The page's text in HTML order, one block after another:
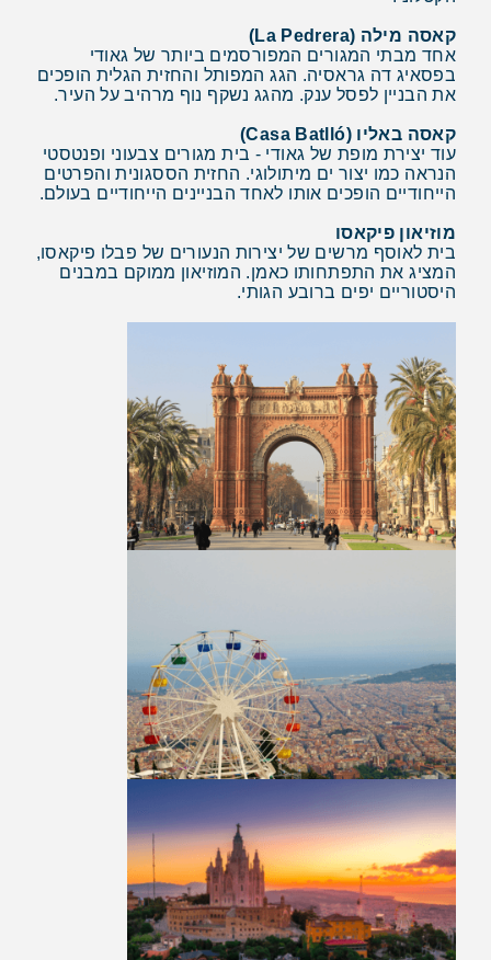
קאסה מילה (La Pedrera)
אחד מבתי המגורים המפורסמים ביותר של גאודי
בפסאיג דה גראסיה. הגג המפותל והחזית הגלית הופכים
את הבניין לפסל ענק. מהגג נשקף נוף מרהיב על העיר.
קאסה באליו (Casa Batlló)
עוד יצירת מופת של גאודי - בית מגורים צבעוני ופנטסטי
הנראה כמו יצור ים מיתולוגי. החזית הססגונית והפרטים
הייחודיים הופכים אותו לאחד הבניינים הייחודיים בעולם.
מוזיאון פיקאסו
בית לאוסף מרשים של יצירות הנעורים של פבלו פיקאסו,
המציג את התפתחותו כאמן. המוזיאון ממוקם במבנים
היסטוריים יפים ברובע הגותי.